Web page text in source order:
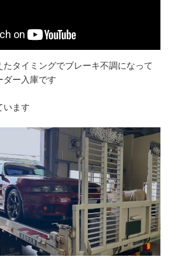
タイミングでブレーキ不調になって
ダー入庫です
います